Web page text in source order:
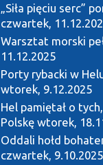
„Siła pięciu serc”
czwartek,
Warsztat morski
11.12.2025
Porty rybacki w
wtorek, 9.12.2025
Hel pamiętał o
Polskę wtorek,
Oddali hołd
czwartek, 9.10.2025